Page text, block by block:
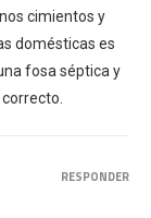
cimientos y
domésticas es
fosa séptica y
RESPONDER